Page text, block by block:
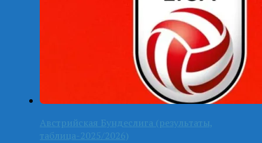
Австрийская Бундеслига (результаты,
таблица-2025/2026)